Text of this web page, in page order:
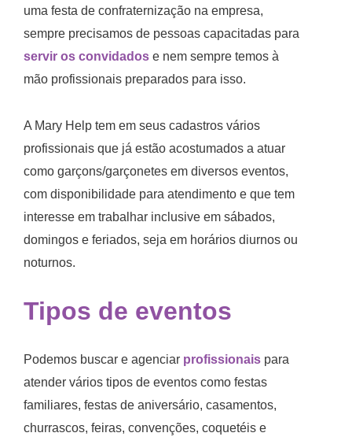
uma festa de confraternização na empresa,
sempre precisamos de pessoas capacitadas para
servir os convidados e nem sempre temos à
mão profissionais preparados para isso.
A Mary Help tem em seus cadastros vários
profissionais que já estão acostumados a atuar
como garçons/garçonetes em diversos eventos,
com disponibilidade para atendimento e que tem
interesse em trabalhar inclusive em sábados,
domingos e feriados, seja em horários diurnos ou
noturnos.
Tipos de eventos
Podemos buscar e agenciar profissionais para
atender vários tipos de eventos como festas
familiares, festas de aniversário, casamentos,
churrascos, feiras, convenções, coquetéis e